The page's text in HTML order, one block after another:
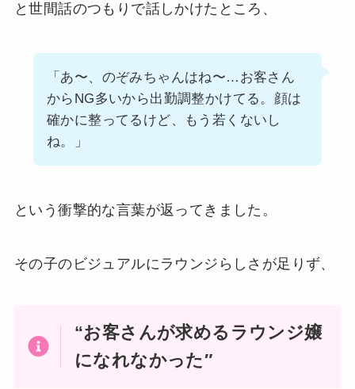
と世間話のつもりで話しかけたところ、
「あ〜、のぞみちゃんはね〜…お客さん
からNG多いから出勤調整かけてる。顔は
確かに整ってるけど、もう若くないし
ね。」
という衝撃的な言葉が返ってきました。
その子のビジュアルにラウンジらしさが足りず、
“お客さんが求めるラウンジ嬢
になれなかった″